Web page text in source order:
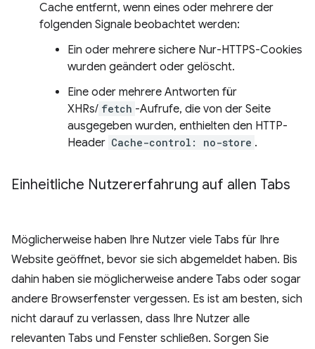
Cache entfernt, wenn eines oder mehrere der
folgenden Signale beobachtet werden:
Ein oder mehrere sichere Nur-HTTPS-Cookies
wurden geändert oder gelöscht.
Eine oder mehrere Antworten für
XHRs/ fetch -Aufrufe, die von der Seite
ausgegeben wurden, enthielten den HTTP-
Header Cache-control: no-store .
Einheitliche Nutzererfahrung auf allen Tabs
Möglicherweise haben Ihre Nutzer viele Tabs für Ihre
Website geöffnet, bevor sie sich abgemeldet haben. Bis
dahin haben sie möglicherweise andere Tabs oder sogar
andere Browserfenster vergessen. Es ist am besten, sich
nicht darauf zu verlassen, dass Ihre Nutzer alle
relevanten Tabs und Fenster schließen. Sorgen Sie